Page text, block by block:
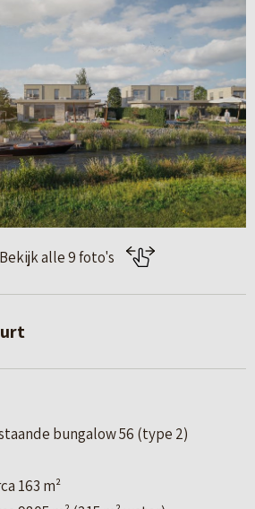
Bekijk alle 9 foto's
bungalow 56 (type 2)
163 m²